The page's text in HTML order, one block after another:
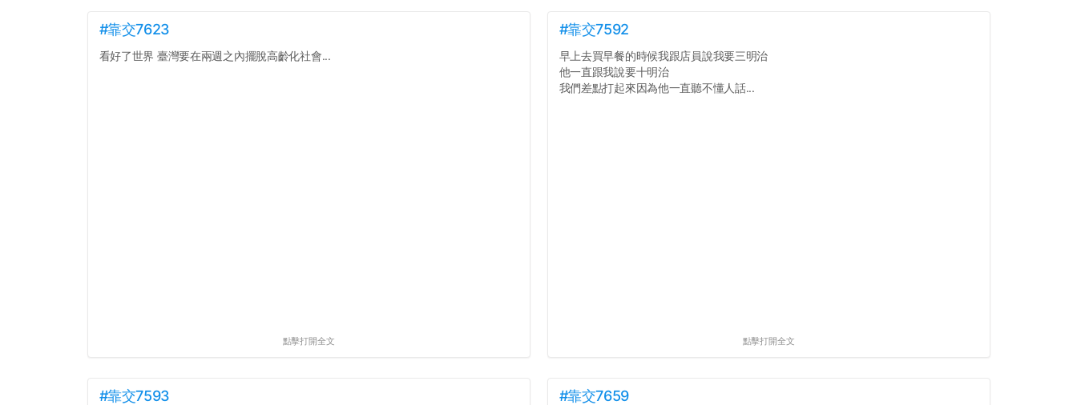
#靠交7623
看好了世界 臺灣要在兩週之內擺脫高齡化社會...
點擊打開全文
#靠交7592
早上去買早餐的時候我跟店員說我要三明治
他一直跟我說要十明治
我們差點打起來因為他一直聽不懂人話...
點擊打開全文
#靠交7593 #靠交7659